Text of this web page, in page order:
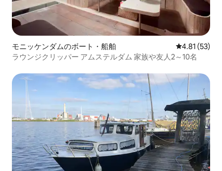
モニッケンダムのボート・船舶 レビュー53
4.81 (53)
ラウンジクリッパー アムステルダム 家族や友人2～10名